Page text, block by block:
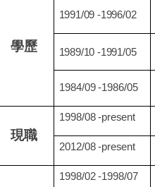
學歷
1991/09 -1996/02
1989/10 -1991/05
1984/09-1986/05
現職
1998/08-present
2012/08-present
1998/02-1998/07